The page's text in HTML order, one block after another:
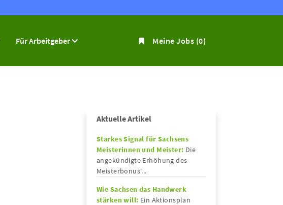
Für Arbeitgeber Meine Jobs (0)
Aktuelle Artikel
Starkes Signal für Sachsens
Meisterinnen und Meister: Die
angekündigte Erhöhung des
Meisterbonus‘...
Wie Sachsen das Handwerk
stärken will: Ein Aktionsplan